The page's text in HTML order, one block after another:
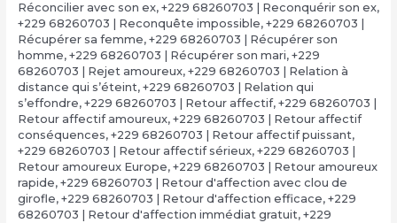
Réconcilier avec son ex, +229 68260703 | Reconquérir son ex,
+229 68260703 | Reconquête impossible, +229 68260703 |
Récupérer sa femme, +229 68260703 | Récupérer son
homme, +229 68260703 | Récupérer son mari, +229
68260703 | Rejet amoureux, +229 68260703 | Relation à
distance qui s’éteint, +229 68260703 | Relation qui
s’effondre, +229 68260703 | Retour affectif, +229 68260703 |
Retour affectif amoureux, +229 68260703 | Retour affectif
conséquences, +229 68260703 | Retour affectif puissant,
+229 68260703 | Retour affectif sérieux, +229 68260703 |
Retour amoureux Europe, +229 68260703 | Retour amoureux
rapide, +229 68260703 | Retour d'affection avec clou de
girofle, +229 68260703 | Retour d'affection efficace, +229
68260703 | Retour d'affection immédiat gratuit, +229